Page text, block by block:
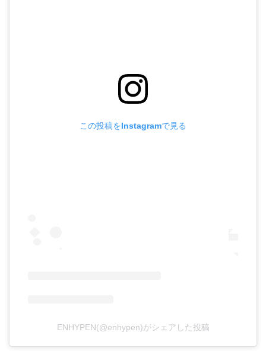
この投稿をInstagramで見る
ENHYPEN(@enhypen)がシェアした投稿